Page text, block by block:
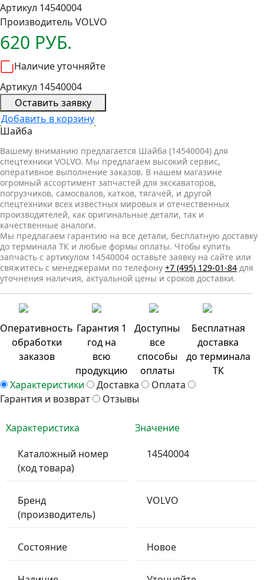
Артикул 14540004
Производитель VOLVO
620 РУБ.
Наличие уточняйте
Артикул 14540004
Оставить заявку
Добавить в корзину
Шайба
Вашему вниманию предлагается Шайба (14540004) для
спецтехники VOLVO. Мы предлагаем высокий сервис,
оперативное выполнение заказов. В нашем магазине
огромный ассортимент запчастей для экскаваторов,
погрузчиков, самосвалов, катков, тягачей, и другой
спецтехники всех известных мировых и отечественных
производителей, как оригинальные детали, так и
качественные аналоги.
Мы предлагаем гарантию на все детали, бесплатную доставку
до терминала ТК и любые формы оплаты. Чтобы купить
запчасть с артикулом 14540004 оставьте заявку на сайте или
свяжитесь с менеджерами по телефону +7 (495) 129-01-84 для
уточнения наличия, актуальной цены и сроков доставки.
Оперативность
обработки
заказов
Гарантия 1
год на
всю
продукцию
Доступны
все
способы
оплаты
Бесплатная
доставка
до терминала
ТК
Характеристики
Доставка
Оплата
Гарантия и возврат
Отзывы
Характеристика
Значение
Каталожный номер
(код товара)
14540004
Бренд
(производитель)
VOLVO
Состояние Новое